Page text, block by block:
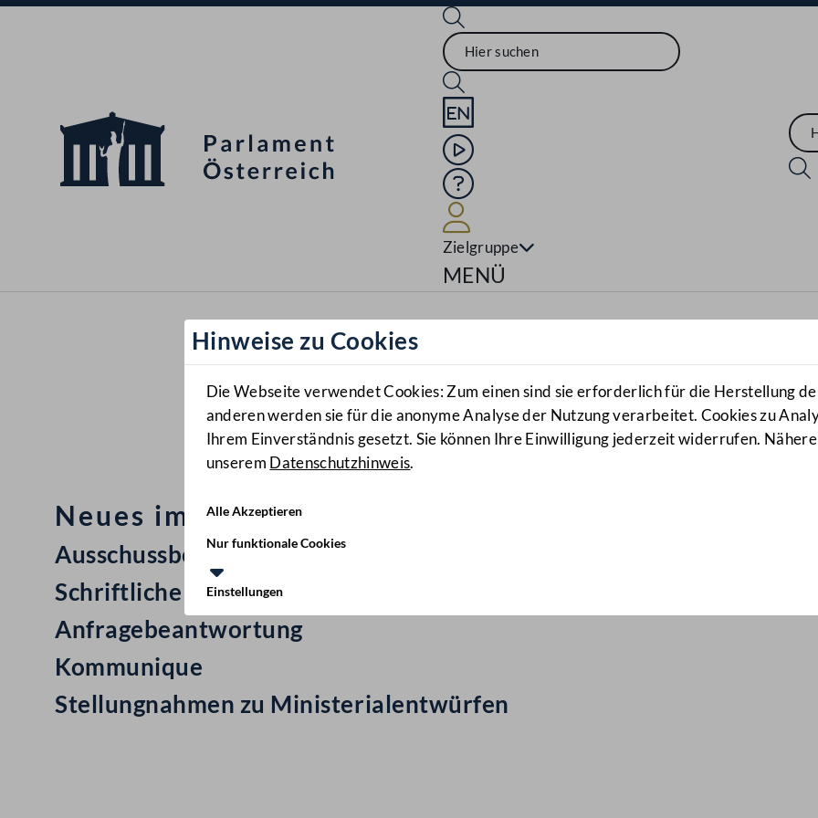
Sprache English
Mediathek
Hilfe
Zielgruppe
Navigationsmenü öffnen
MENÜ
Hinweise zu Cookies
Die Webseite verwendet Cookies: Zum einen sind sie erforderlich für die Herstellung
anderen werden sie für die anonyme Analyse der Nutzung verarbeitet. Cookies zu
Ihrem Einverständnis gesetzt. Sie können Ihre Einwilligung jederzeit widerrufen.
unserem Datenschutzhinweis.
Alle Akzeptieren
Nur funktionale Cookies
Einstellungen
Neues im Nationalrat: Mail Nr: 1080
Ausschussbericht
Schriftliche Anfrage
Anfragebeantwortung
Kommunique
Stellungnahmen zu Ministerialentwürfen